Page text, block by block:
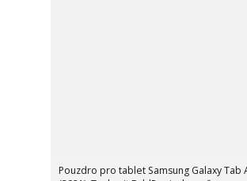
Pouzdro pro tablet Samsung Galaxy Tab